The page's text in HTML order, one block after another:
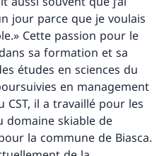
jour parce que je voulais
Cette passion pour le
sa formation et sa
études en sciences du
en management
CST, il a travaillé pour les
domaine skiable de
la commune de Biasca.